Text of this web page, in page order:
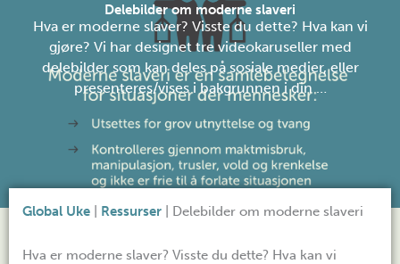
Delebilder om moderne slaveri
Hva er moderne slaver? Visste du dette? Hva kan vi
gjøre? Vi har designet tre videokaruseller med
delebilder som kan deles på sosiale medier, eller
presenteres/vises i bakgrunnen i din …
Global Uke Ressurser Delebilder om moderne slaveri
Hva er moderne slaver? Visste du dette? Hva kan vi